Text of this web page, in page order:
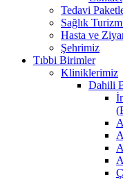
Tedavi
Sağlık
Hasta ve
Şehrimiz
Tıbbi Birimler
Kliniklerimiz
Dahili